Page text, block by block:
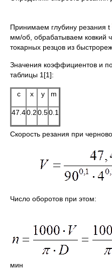
Принимаем глубину резания t
мм/об, обрабатываем ковкий
токарных резцов из
Значения коэффициентов и
таблицы 1[1]:
c x y m
47.40.20.50.1
Скорость резания при
Число оборотов при этом:
мин